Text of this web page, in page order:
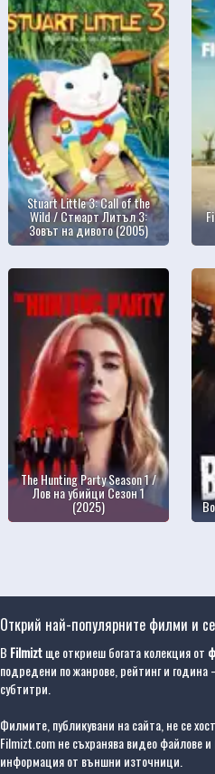
Stuart Little 3: Call of the
Wild / Стюарт Литъл 3:
Зовът на дивото (2005)
The Hunting Party Season 1 /
Лов на убийци Сезон 1
(2025)
Открий най-популярните филми и
В Filmiztще откриеш богата колекция от
подредени по жанрове, рейтинг и
субтитри.
Филмите, публикувани на сайта, не се
Filmizt.com не съхранява видео файлове и
информация от външни източници.